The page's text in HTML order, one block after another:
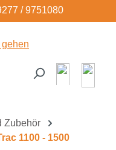
/ 9751080
Zubehör
1100 - 1500